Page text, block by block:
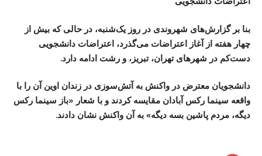
بنا بر گزارش‌های شهروندی در روز یک‌شنبه، در حالی که بیش از
چهار هفته از آغاز اعتراضات می‌گذرد، اعتراضات دانشجویی
دست‌کم در شهرهای تهران، تبریز، و رشت ادامه دارد.
دانشجویان معترض در واکنش به آتش‌سوزی در زندان اوین آن را با
واقعه سینما رکس آبادان مقایسه کردند و با شعار «باز سینما رکس
دیگه، مردم پاشین بسه دیگه» به آن واکنش نشان دادند.